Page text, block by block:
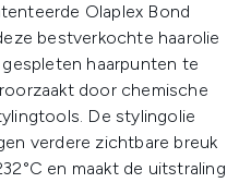
Olaplex Bond
bestverkochte haarolie
haarpunten te
door chemische
De stylingolie
verdere zichtbare breuk
en maakt de uitstraling